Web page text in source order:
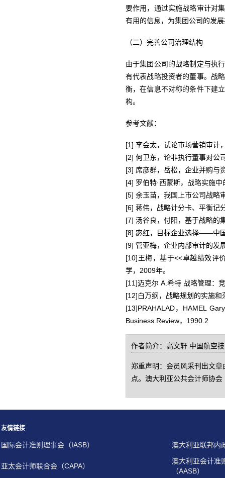
要作用，通过实施战略审计对
有用的信息，为集团公司的发
（二）完善公司治理结构
由于集团公司的战略制定与执
有代表战略投资者的董事。战
衡，在信息不对称的条件下建
构。
参考文献：
[1] 李会太，试论市场营销审计
[2] 何卫东，论非执行董事对公
[3] 席彦群，岳松，企业并购
[4] 罗伯特·西蒙斯，战略实施
[5] 余玉苗，我国上市公司战略
[6] 蒋伟，战略计分卡、平衡记
[7] 汤谷良，付阳，基于战略的
[8] 宓红，目标企业选择——中
[9] 管亚梅，企业内部审计的
[10]王梅，基于<<卓越绩效评
学，2009年。
[11]迈克尔 A.希特 战略管理：
[12]白万纲，战略规划的实施
[13]PRAHALAD，HAMEL
Business Review，1990.2
作者简介：高文轩 中国航空
郑重声明：会员风采刊出文
点。澳大利亚公共会计师协
友情链接
国际会计准则理事会（IASB） 澳大利亚联邦内
亚太会计师联合会（CAPA）
澳大利亚会计准
（AASB）